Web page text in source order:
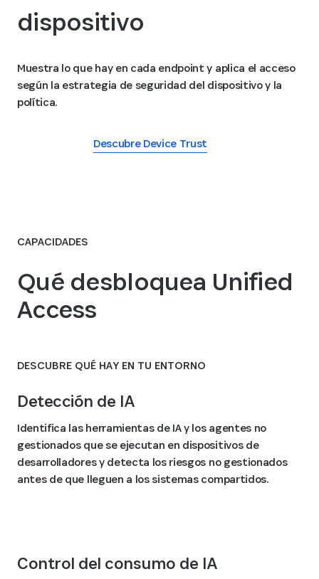
dispositivo
Muestra lo que hay en cada endpoint y aplica el acceso
según la estrategia de seguridad del dispositivo y la
política.
Descubre Device Trust
CAPACIDADES
Qué desbloquea Unified
Access
DESCUBRE QUÉ HAY EN TU ENTORNO
Detección de IA
Identifica las herramientas de IA y los agentes no
gestionados que se ejecutan en dispositivos de
desarrolladores y detecta los riesgos no gestionados
antes de que lleguen a los sistemas compartidos.
Control del consumo de IA